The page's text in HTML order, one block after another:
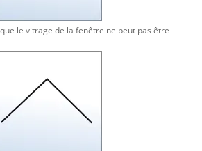
le vitrage de la fenêtre ne peut pas être